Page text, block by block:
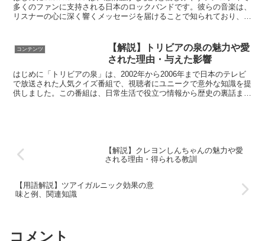
多くのファンに支持される日本のロックバンドです。彼らの音楽は、
リスナーの心に深く響くメッセージを届けることで知られており、特
コンテンツ
【解説】トリビアの泉の魅力や愛
された理由・与えた影響
はじめに「トリビアの泉」は、2002年から2006年まで日本のテレビ
で放送された人気クイズ番組で、視聴者にユニークで意外な知識を提
供しました。この番組は、日常生活で役立つ情報から歴史の裏話ま
【解説】クレヨンしんちゃんの魅力や愛
される理由・得られる教訓
【用語解説】ツアイガルニック効果の意
味と例、関連知識
コメント